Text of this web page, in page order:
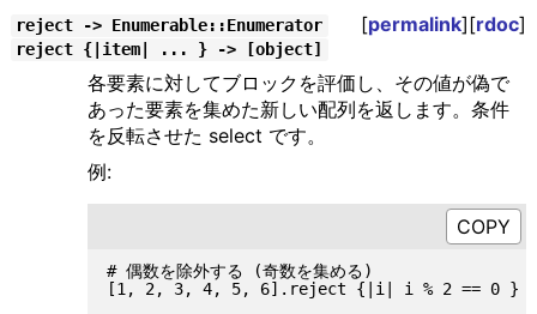
reject -> Enumerable::Enumerator [permalink][rdoc]
reject {|item| ... } -> [object]
各要素に対してブロックを評価し、その値が偽で
あった要素を集めた新しい配列を返します。条件
を反転させた select です。
例:
# 偶数を除外する (奇数を集める)